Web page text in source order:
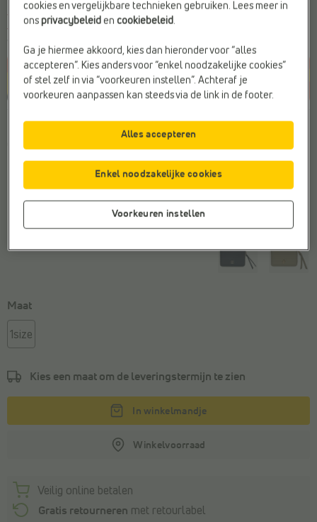
Je bespaart € 2,60
€ 25,99 € 23,39
Oranje
Maat
1size
Kies een maat om de leveringstermijn te zien
In winkelmandje
Winkelvoorraad
Veilig online betalen
Gratis retourneren met retourlabel
cookies en vergelijkbare technieken gebruiken. Lees meer in
onsprivacybeleid encookiebeleid.
Ga je hiermee akkoord, kies dan hieronder voor “alles
accepteren”. Kies anders voor “enkel noodzakelijke cookies”
of stel zelf in via “voorkeuren instellen”. Achteraf je
voorkeuren aanpassen kan steeds via de link in de footer.
Voorkeuren instellen
Enkel noodzakelijke cookies
Alles accepteren